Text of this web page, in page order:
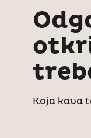
Koja kava